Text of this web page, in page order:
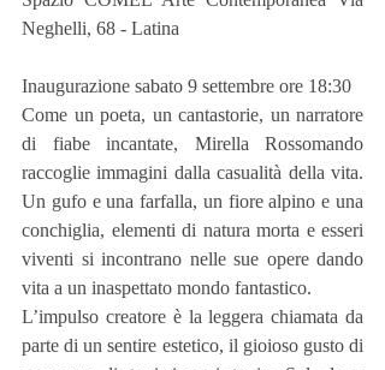
Neghelli, 68 - Latina
Inaugurazione sabato 9 settembre ore 18:30
Come un poeta, un cantastorie, un narratore
di fiabe incantate, Mirella Rossomando
raccoglie immagini dalla casualità della vita.
Un gufo e una farfalla, un fiore alpino e una
conchiglia, elementi di natura morta e esseri
viventi si incontrano nelle sue opere dando
vita a un inaspettato mondo fantastico.
L’impulso creatore è la leggera chiamata da
parte di un sentire estetico, il gioioso gusto di